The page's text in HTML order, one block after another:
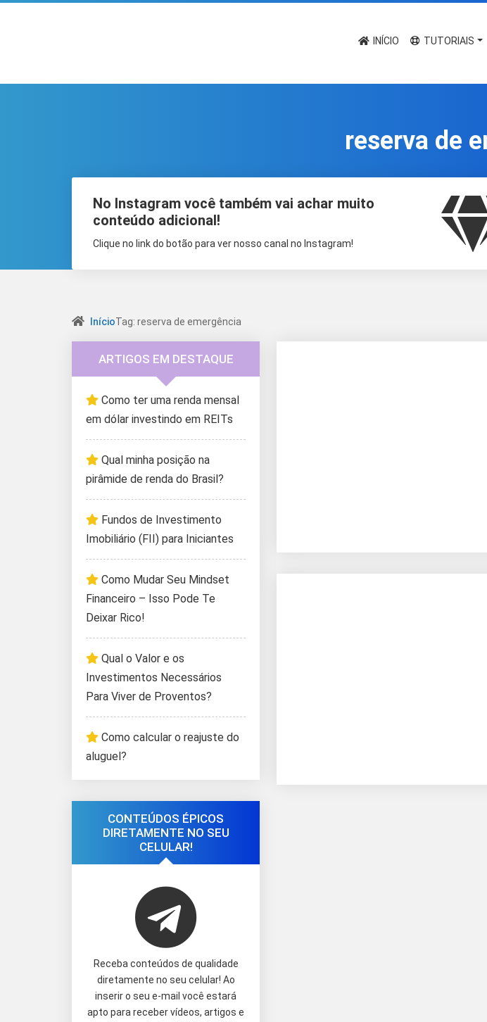
INÍCIO TUTORIAIS
reserva de
No Instagram você também vai achar muito
conteúdo adicional!
Clique no link do botão para ver nosso canal no Instagram!
InícioTag: reserva de emergência
ARTIGOS EM DESTAQUE
Como ter uma renda mensal
em dólar investindo em REITs
Qual minha posição na
pirâmide de renda do Brasil?
Fundos de Investimento
Imobiliário (FII) para Iniciantes
Como Mudar Seu Mindset
Financeiro – Isso Pode Te
Deixar Rico!
Qual o Valor e os
Investimentos Necessários
Para Viver de Proventos?
Como calcular o reajuste do
aluguel?
CONTEÚDOS ÉPICOS
DIRETAMENTE NO SEU
CELULAR!
Receba conteúdos de qualidade
diretamente no seu celular! Ao
inserir o seu e-mail você estará
apto para receber vídeos, artigos e